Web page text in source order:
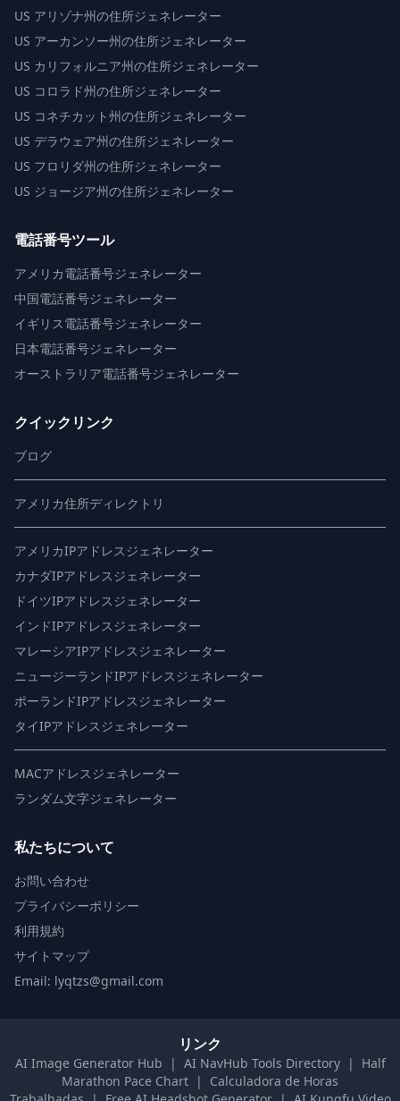
US アリゾナ州の住所ジェネレーター
US アーカンソー州の住所ジェネレーター
US カリフォルニア州の住所ジェネレーター
US コロラド州の住所ジェネレーター
US コネチカット州の住所ジェネレーター
US デラウェア州の住所ジェネレーター
US フロリダ州の住所ジェネレーター
US ジョージア州の住所ジェネレーター
電話番号ツール
アメリカ電話番号ジェネレーター
中国電話番号ジェネレーター
イギリス電話番号ジェネレーター
日本電話番号ジェネレーター
オーストラリア電話番号ジェネレーター
クイックリンク
ブログ
アメリカ住所ディレクトリ
アメリカIPアドレスジェネレーター
カナダIPアドレスジェネレーター
ドイツIPアドレスジェネレーター
インドIPアドレスジェネレーター
マレーシアIPアドレスジェネレーター
ニュージーランドIPアドレスジェネレーター
ポーランドIPアドレスジェネレーター
タイIPアドレスジェネレーター
MACアドレスジェネレーター
ランダム文字ジェネレーター
私たちについて
お問い合わせ
プライバシーポリシー
利用規約
サイトマップ
Email: lyqtzs@gmail.com
リンク
AI Image Generator Hub | AI NavHub Tools Directory |
Half
Marathon Pace Chart |
Calculadora de Horas